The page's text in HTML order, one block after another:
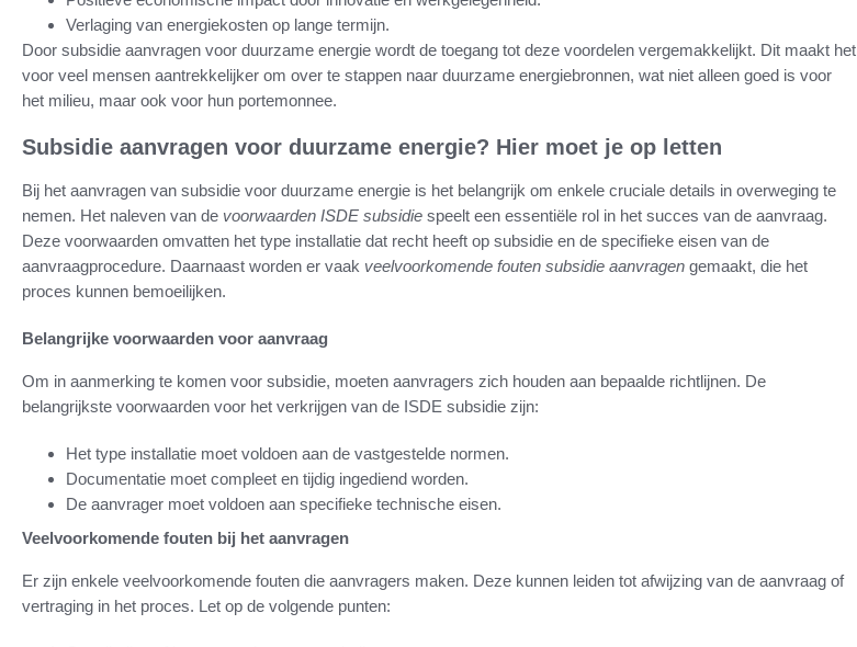
Verlaging van energiekosten op lange termijn.
Door subsidie aanvragen voor duurzame energie wordt de toegang tot deze voordelen vergemakkelijkt. Dit maakt het
voor veel mensen aantrekkelijker om over te stappen naar duurzame energiebronnen, wat niet alleen goed is voor
het milieu, maar ook voor hun portemonnee.
Subsidie aanvragen voor duurzame energie? Hier moet je op letten
Bij het aanvragen van subsidie voor duurzame energie is het belangrijk om enkele cruciale details in overweging te
nemen. Het naleven van de voorwaarden ISDE subsidie speelt een essentiële rol in het succes van de aanvraag.
Deze voorwaarden omvatten het type installatie dat recht heeft op subsidie en de specifieke eisen van de
aanvraagprocedure. Daarnaast worden er vaak veelvoorkomende fouten subsidie aanvragen gemaakt, die het
proces kunnen bemoeilijken.
Belangrijke voorwaarden voor aanvraag
Om in aanmerking te komen voor subsidie, moeten aanvragers zich houden aan bepaalde richtlijnen. De
belangrijkste voorwaarden voor het verkrijgen van de ISDE subsidie zijn:
Het type installatie moet voldoen aan de vastgestelde normen.
Documentatie moet compleet en tijdig ingediend worden.
De aanvrager moet voldoen aan specifieke technische eisen.
Veelvoorkomende fouten bij het aanvragen
Er zijn enkele veelvoorkomende fouten die aanvragers maken. Deze kunnen leiden tot afwijzing van de aanvraag of
vertraging in het proces. Let op de volgende punten: